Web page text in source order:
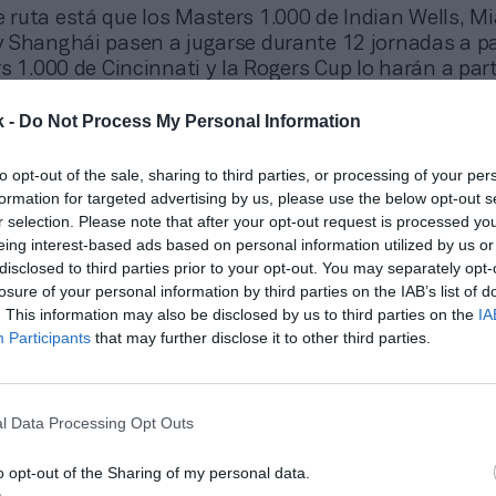
- Do Not Process My Personal Information
opt-out of the sale, sharing to third parties, or processing of your
for targeted advertising by us, please use the below opt-out
selection. Please note that after your opt-out request is processed
interest-based ads based on personal information utilized by us
to third parties prior to your opt-out. You may separately
of your personal information by third parties on the IAB’s list of
This information may also be disclosed by us to third parties on the
Participants that may further disclose it to other third parties.
Data Processing Opt Outs
opt-out of the Sharing of my personal data.
ruta está que los Masters 1.000 de Indian Wells,
Shanghái pasen a jugarse durante 12 jornadas a
1.000 de Cincinnati y la Rogers Cup lo harán a
durante ocho días. Este movimiento pone
el circuito busca dar más días de
jugadores durante los torneos, puesto que ya no
seguros. Además, los debuts de los jugadores
top
los findes de semana, en lugar de a
así un mayor volumen de público justo
los aficionados.
treinta años, mientras que los ATP 500 lo harán
de amortizar las inversiones que realicen en